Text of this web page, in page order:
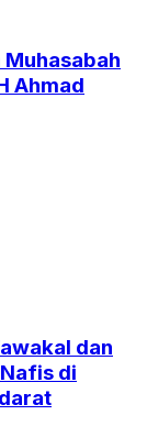
Ahmad
dan
di